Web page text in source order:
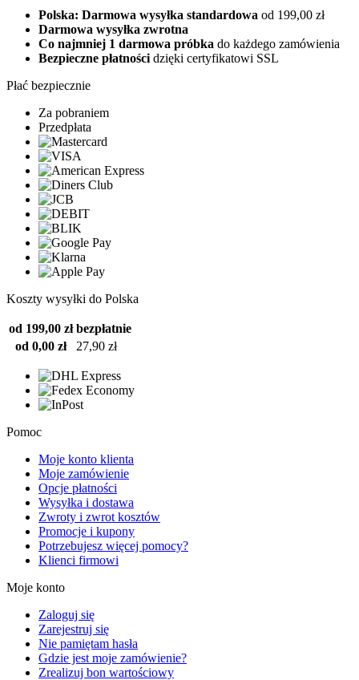
Polska: Darmowa wysyłka standardowa od 199,00 zł
Darmowa wysyłka zwrotna
Co najmniej 1 darmowa próbka do każdego zamówienia
Bezpieczne płatności dzięki certyfikatowi SSL
Płać bezpiecznie
Za pobraniem
Przedpłata
Koszty wysyłki do Polska
od 199,00 zł bezpłatnie
od 0,00 zł
27,90 zł
Pomoc
Moje konto klienta
Moje zamówienie
Opcje płatności
Wysyłka i dostawa
Zwroty i zwrot kosztów
Promocje i kupony
Potrzebujesz więcej pomocy?
Klienci firmowi
Moje konto
Zaloguj się
Zarejestruj się
Nie pamiętam hasła
Gdzie jest moje zamówienie?
Zrealizuj bon wartościowy